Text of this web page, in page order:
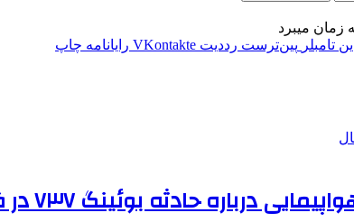
‫تامبلر ‫پین‌ترست ‫رددیت ‫VKontakte رایانامه چاپ
حادثه بوئینگ ۷۳۷ در فرودگاه امام(ره)